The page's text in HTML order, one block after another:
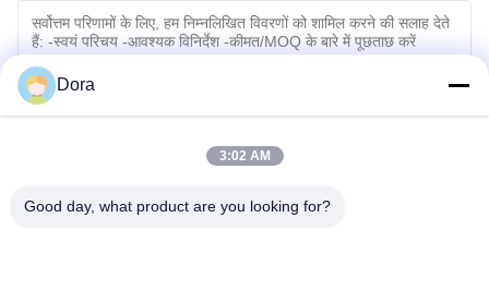
फ़ाइलें चुनें
Dora
3:02 AM
Good day, what product are you looking for?